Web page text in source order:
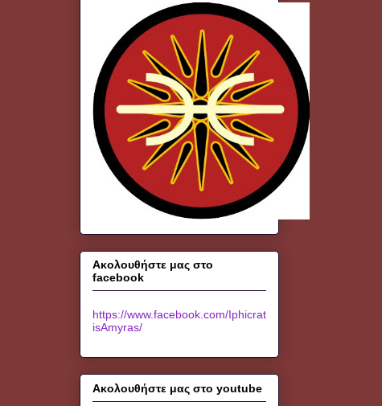
Ακολουθήστε μας στο
facebook
https://www.facebook.com/Iphicrat
isAmyras/
Ακολουθήστε μας στο youtube